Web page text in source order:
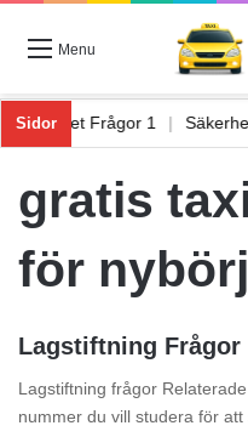
Menu
Sidor
Säkerhet Frågor 1
gratis
för
Lagstiftning Frågor
Lagstiftning frågor
nummer du vill studera för